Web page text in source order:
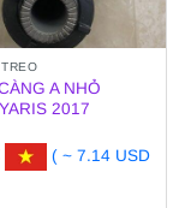
A NHỎ
2017
( ~ 7.14 USD